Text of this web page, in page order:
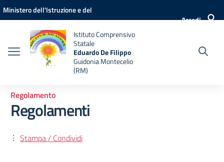
Vai ai contenuti
Vai al menu di navigazione
Vai al footer
Ministero dell'Istruzione e del
Accedi
Istituto Comprensivo
Statale
Eduardo De Filippo
Guidonia Montecelio
(RM)
Regolamento
Regolamenti
Stampa / Condividi